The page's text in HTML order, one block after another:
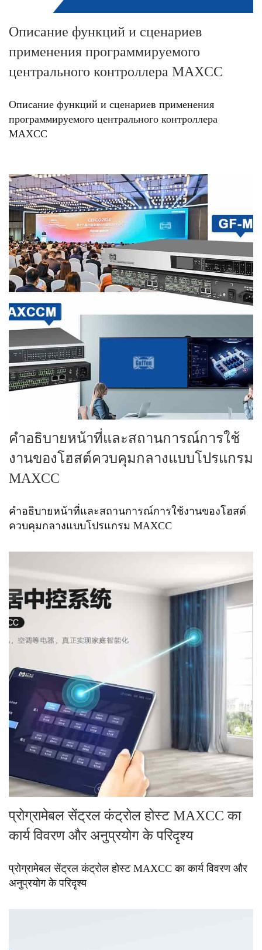
Описание функций и сценариев
применения программируемого
центрального контроллера MAXCC
Описание функций и сценариев применения
программируемого центрального контроллера
MAXCC
คำอธิบายหน้าที่และสถานการณ์การใช้
งานของโฮสต์ควบคุมกลางแบบโปรแกรม
MAXCC
คำอธิบายหน้าที่และสถานการณ์การใช้งานของโฮสต์
ควบคุมกลางแบบโปรแกรม MAXCC
प्रोग्रामेबल सेंट्रल कंट्रोल होस्ट MAXCC का
कार्य विवरण और अनुप्रयोग के परिदृश्य
प्रोग्रामेबल सेंट्रल कंट्रोल होस्ट MAXCC का कार्य विवरण और
अनुप्रयोग के परिदृश्य